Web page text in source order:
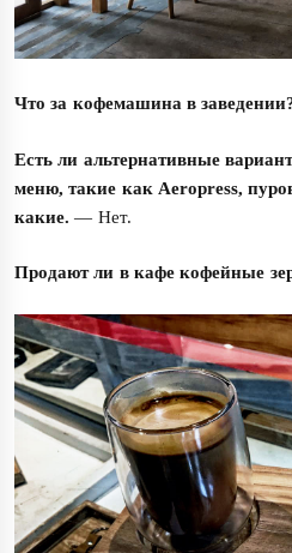
Что за кофемашина в
Есть ли альтернативные
меню, такие как Aeropress,
какие. — Нет.
Продают ли в кафе кофейные